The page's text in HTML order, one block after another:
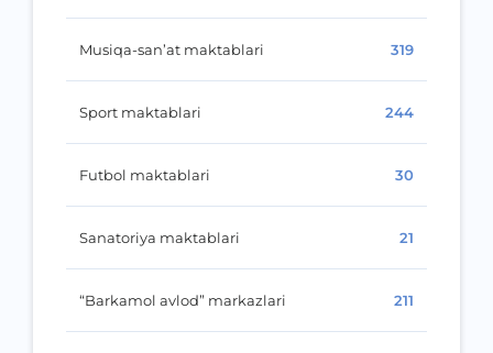
Musiqa-san’at maktablari 319
Sport maktablari 244
Futbol maktablari 30
Sanatoriya maktablari 21
“Barkamol avlod” markazlari 211